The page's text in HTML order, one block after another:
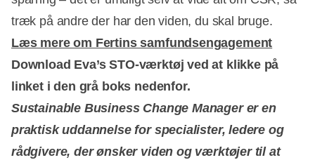
træk på andre der har den viden, du skal bruge.
Læs mere om Fertins samfundsengagement
Download Eva’s STO-værktøj ved at klikke på
linket i den grå boks nedenfor.
Sustainable Business Change Manager er en
praktisk uddannelse for specialister, ledere og
rådgivere, der ønsker viden og værktøjer til at